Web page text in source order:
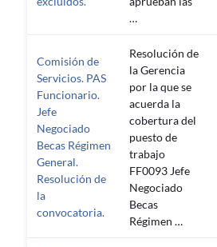
…
Comisión de
Servicios. PAS
Funcionario.
Jefe
Negociado
Becas Régimen
General.
Resolución de
la
convocatoria.
Resolución de
la Gerencia
por la que se
acuerda la
cobertura del
puesto de
trabajo
FF0093 Jefe
Negociado
Becas
Régimen …